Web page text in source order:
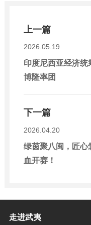
上一篇
2026.05.19
印度尼西亚经济
博隆率团
下一篇
2026.04.20
绿茵聚八闽，匠
血开赛！
走进武夷